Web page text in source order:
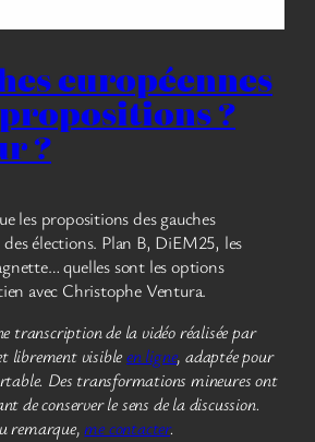
européennes
?
?
les propositions des gauches
élections. Plan B, DiEM25, les
quelles sont les options
avec Christophe Ventura.
transcription de la vidéo réalisée par
librement visibleen ligne, adaptée pour
Des transformations mineures ont
de conserver le sens de la discussion.
remarque,me contacter.